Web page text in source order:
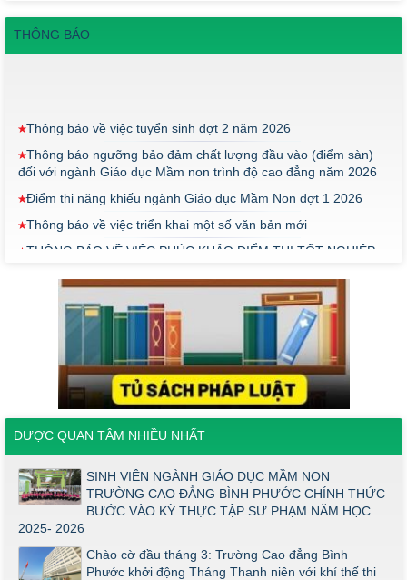
THÔNG BÁO
Thông báo ngưỡng bảo đảm chất lượng đầu vào (điểm sàn)
đối với ngành Giáo dục Mầm non trình độ cao đẳng năm 2026
Điểm thi năng khiếu ngành Giáo dục Mầm Non đợt 1 2026
Thông báo về việc triển khai một số văn bản mới
THÔNG BÁO VỀ VIỆC PHÚC KHẢO ĐIỂM THI TỐT NGHIỆP
KHỐI Y DƯỢC NĂM 2026
Thông báo về việc tổ chức thi năng khiếu ngành Giáo dục
Mầm non năm 2026
Thông báo về việc tuyển sinh đợt 2 năm 2026
Thông báo ngưỡng bảo đảm chất lượng đầu vào (điểm sàn)
đối với ngành Giáo dục Mầm non trình độ cao đẳng năm 2026
Điểm thi năng khiếu ngành Giáo dục Mầm Non đợt 1 2026
Thông báo về việc triển khai một số văn bản mới
THÔNG BÁO VỀ VIỆC PHÚC KHẢO ĐIỂM THI TỐT NGHIỆP
KHỐI Y DƯỢC NĂM 2026
ĐIỂM TỐT NGHIỆP KHỐI Y - DƯỢC NĂM 2026
Thông báo về việc tổ chức thi năng khiếu ngành Giáo dục
Mầm non năm 2026
ĐƯỢC QUAN TÂM NHIỀU NHẤT
SINH VIÊN NGÀNH GIÁO DỤC MẦM NON
TRƯỜNG CAO ĐẲNG BÌNH PHƯỚC CHÍNH THỨC
BƯỚC VÀO KỲ THỰC TẬP SƯ PHẠM NĂM HỌC
2025- 2026
Chào cờ đầu tháng 3: Trường Cao đẳng Bình
Phước khởi động Tháng Thanh niên với khí thế thi